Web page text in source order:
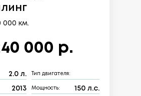
000 км.
000 р.
2.0 л. Тип двигателя:
2013 Мощность: 150 л.с.